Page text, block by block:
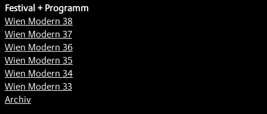
Festival + Programm
Wien Modern 38
Wien Modern 37
Wien Modern 36
Wien Modern 35
Wien Modern 34
Wien Modern 33
Archiv